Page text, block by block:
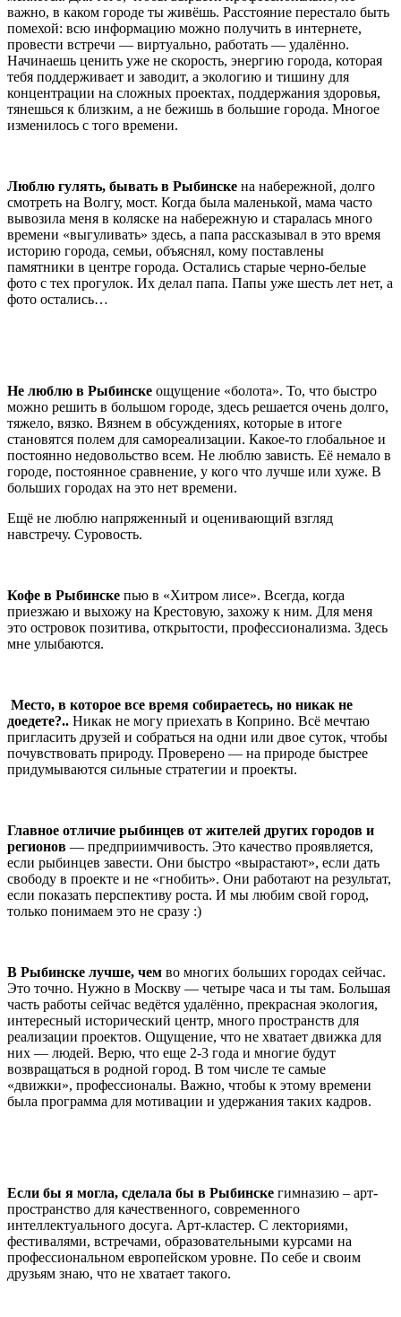
важно, в каком городе ты живёшь. Расстояние перестало быть
помехой: всю информацию можно получить в интернете,
провести встречи — виртуально, работать — удалённо.
Начинаешь ценить уже не скорость, энергию города, которая
тебя поддерживает и заводит, а экологию и тишину для
концентрации на сложных проектах, поддержания здоровья,
тянешься к близким, а не бежишь в большие города. Многое
изменилось с того времени.
Люблю гулять, бывать в Рыбинске на набережной, долго
смотреть на Волгу, мост. Когда была маленькой, мама часто
вывозила меня в коляске на набережную и старалась много
времени «выгуливать» здесь, а папа рассказывал в это время
историю города, семьи, объяснял, кому поставлены
памятники в центре города. Остались старые черно-белые
фото с тех прогулок. Их делал папа. Папы уже шесть лет нет, а
фото остались…
Не люблю в Рыбинске ощущение «болота». То, что быстро
можно решить в большом городе, здесь решается очень долго,
тяжело, вязко. Вязнем в обсуждениях, которые в итоге
становятся полем для самореализации. Какое-то глобальное и
постоянно недовольство всем. Не люблю зависть. Её немало в
городе, постоянное сравнение, у кого что лучше или хуже. В
больших городах на это нет времени.
Ещё не люблю напряженный и оценивающий взгляд
навстречу. Суровость.
Кофе в Рыбинске пью в «Хитром лисе». Всегда, когда
приезжаю и выхожу на Крестовую, захожу к ним. Для меня
это островок позитива, открытости, профессионализма. Здесь
мне улыбаются.
Место, в которое все время собираетесь, но никак не
доедете?.. Никак не могу приехать в Коприно. Всё мечтаю
пригласить друзей и собраться на одни или двое суток, чтобы
почувствовать природу. Проверено — на природе быстрее
придумываются сильные стратегии и проекты.
Главное отличие рыбинцев от жителей других городов и
регионов — предприимчивость. Это качество проявляется,
если рыбинцев завести. Они быстро «вырастают», если дать
свободу в проекте и не «гнобить». Они работают на результат,
если показать перспективу роста. И мы любим свой город,
только понимаем это не сразу :)
В Рыбинске лучше, чем во многих больших городах сейчас.
Это точно. Нужно в Москву — четыре часа и ты там. Большая
часть работы сейчас ведётся удалённо, прекрасная экология,
интересный исторический центр, много пространств для
реализации проектов. Ощущение, что не хватает движка для
них — людей. Верю, что еще 2-3 года и многие будут
возвращаться в родной город. В том числе те самые
«движки», профессионалы. Важно, чтобы к этому времени
была программа для мотивации и удержания таких кадров.
Если бы я могла, сделала бы в Рыбинске гимназию – арт-
пространство для качественного, современного
интеллектуального досуга. Арт-кластер. С лекториями,
фестивалями, встречами, образовательными курсами на
профессиональном европейском уровне. По себе и своим
друзьям знаю, что не хватает такого.